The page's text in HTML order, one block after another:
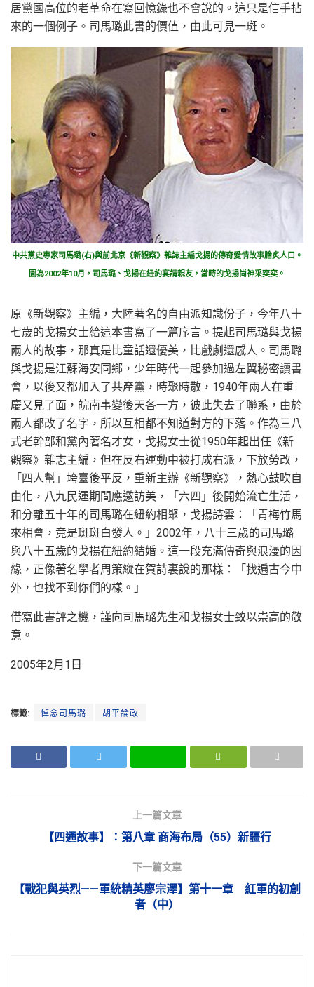
居黨國高位的老革命在寫回憶錄也不會說的。這只是信手拈
來的一個例子。司馬璐此書的價值，由此可見一斑。
中共黨史專家司馬璐(右)與前北京《新觀察》雜誌主編戈揚的傳奇愛情故事膾炙人口。
圖為2002年10月，司馬璐、戈揚在紐約宴請親友，當時的戈揚尚神采奕奕。
原《新觀察》主編，大陸著名的自由派知識份子，今年八十
七歲的戈揚女士給這本書寫了一篇序言。提起司馬璐與戈揚
兩人的故事，那真是比童話還優美，比戲劇還感人。司馬璐
與戈揚是江蘇海安同鄉，少年時代一起參加過左翼秘密讀書
會，以後又都加入了共產黨，時聚時散，1940年兩人在重
慶又見了面，皖南事變後天各一方，彼此失去了聯系，由於
兩人都改了名字，所以互相都不知道對方的下落。作為三八
式老幹部和黨內著名才女，戈揚女士從1950年起出任《新
觀察》雜志主編，但在反右運動中被打成右派，下放勞改，
「四人幫」垮臺後平反，重新主辦《新觀察》，熱心鼓吹自
由化，八九民運期間應邀訪美，「六四」後開始流亡生活，
和分離五十年的司馬璐在紐約相聚，戈揚詩雲：「青梅竹馬
來相會，竟是斑斑白發人。」2002年，八十三歲的司馬璐
與八十五歲的戈揚在紐約結婚。這一段充滿傳奇與浪漫的因
緣，正像著名學者周策縱在賀詩裏說的那樣：「找遍古今中
外，也找不到你們的樣。」
借寫此書評之機，謹向司馬璐先生和戈揚女士致以崇高的敬
意。
2005年2月1日
標籤: 悼念司馬璐 胡平論政
上一篇文章
【四通故事】：第八章 商海布局（55）新疆行
下一篇文章
【戰犯與英烈——軍統精英廖宗澤】第十一章 紅軍的初創
者（中）